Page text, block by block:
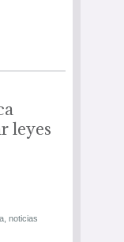
leyes
noticias